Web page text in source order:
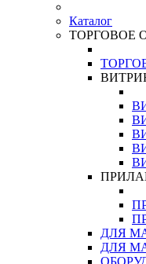
Каталог
ТОРГОВОЕ
ДЛЯ
ДЛЯ